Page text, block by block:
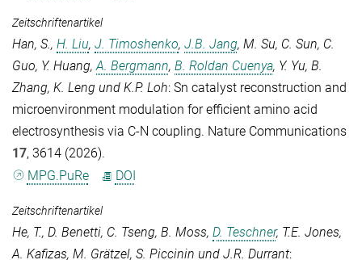
Zeitschriftenartikel
Han, S., H. Liu, J. Timoshenko, J.B. Jang, M. Su, C. Sun, C.
Guo, Y. Huang, A. Bergmann, B. Roldan Cuenya, Y. Yu, B.
Zhang, K. Leng und K.P. Loh: Sn catalyst reconstruction and
microenvironment modulation for efficient amino acid
electrosynthesis via C-N coupling. Nature Communications
17, 3614 (2026).
MPG.PuRe
DOI
Zeitschriftenartikel
He, T., D. Benetti, C. Tseng, B. Moss, D. Teschner, T.E. Jones,
A. Kafizas, M. Grätzel, S. Piccinin und J.R. Durrant: